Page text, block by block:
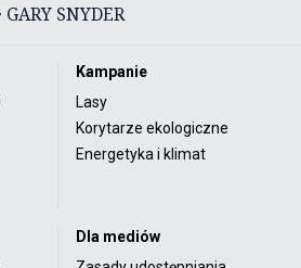
GARY SNYDER
Kampanie
Lasy
Korytarze ekologiczne
Energetyka i klimat
Dla mediów